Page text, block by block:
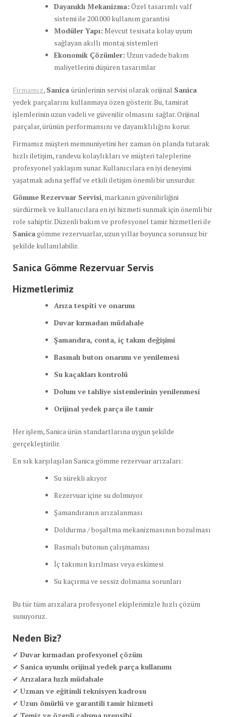
Dayanıklı Mekanizma: Özel tasarımlı valf
sistemi ile 200.000 kullanım garantisi
Modüler Yapı: Mevcut tesisata kolay uyum
sağlayan akıllı montaj sistemleri
Ekonomik Çözümler: Uzun vadede bakım
maliyetlerini düşüren tasarımlar
Firmamız, Sanica ürünlerinin servisi olarak orijinal Sanica
yedek parçalarını kullanmaya özen gösterir. Bu, tamirat
işlemlerinin uzun vadeli ve güvenilir olmasını sağlar. Orijinal
parçalar, ürünün performansını ve dayanıklılığını korur.
Firmamız müşteri memnuniyetini her zaman ön planda tutarak
hızlı iletişim, randevu kolaylıkları ve müşteri taleplerine
profesyonel yaklaşım sunar. Kullanıcılara en iyi deneyimi
yaşatmak adına şeffaf ve etkili iletişim önemli bir unsurdur.
Gömme Rezervuar Servisi, markanın güvenilirliğini
sürdürmek ve kullanıcılara en iyi hizmeti sunmak için önemli bir
role sahiptir. Düzenli bakım ve profesyonel tamir hizmetleri ile
Sanicagömme rezervuarlar, uzun yıllar boyunca sorunsuz bir
şekilde kullanılabilir.
Sanica Gömme Rezervuar Servis
Hizmetlerimiz
Arıza tespiti ve onarımı
Duvar kırmadan müdahale
Şamandıra, conta, iç takım değişimi
Basmalı buton onarımı ve yenilemesi
Su kaçakları kontrolü
Dolum ve tahliye sistemlerinin yenilenmesi
Orijinal yedek parça ile tamir
Her işlem, Sanica ürün standartlarına uygun şekilde
gerçekleştirilir.
En sık karşılaşılan Sanica gömme rezervuar arızaları:
Su sürekli akıyor
Rezervuar içine su dolmuyor
Şamandıranın arızalanması
Doldurma / boşaltma mekanizmasının bozulması
Basmalı butonun çalışmaması
İç takımın kırılması veya eskimesi
Su kaçırma ve sessiz dolmama sorunları
Bu tür tüm arızalara profesyonel ekiplerimizle hızlı çözüm
sunuyoruz.
Neden Biz?
✔ Duvar kırmadan profesyonel çözüm
✔ Sanica uyumlu orijinal yedek parça kullanımı
✔ Arızalara hızlı müdahale
✔ Uzman ve eğitimli teknisyen kadrosu
✔ Uzun ömürlü ve garantili tamir hizmeti